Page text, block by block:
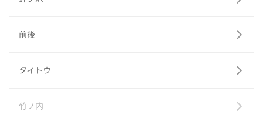
前後
タイトウ
竹ノ内